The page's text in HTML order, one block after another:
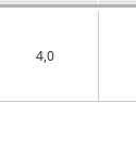
4,0